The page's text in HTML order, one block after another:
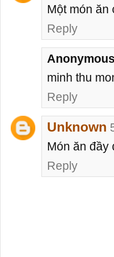
Một món ăn
Reply
Anonymous
minh thu
Reply
Unknown
Món ăn đầy
Reply